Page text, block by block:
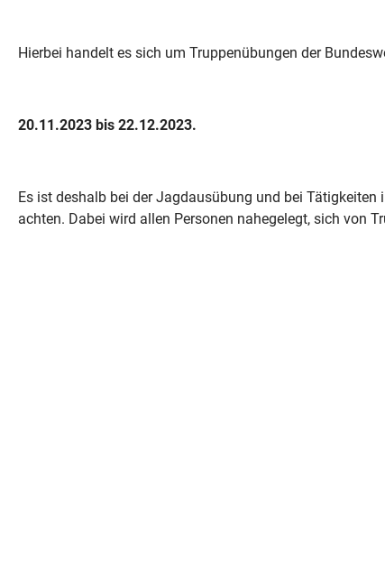
Hierbei handelt es sich um Truppenübungen der
20.11.2023 bis 22.12.2023.
Es ist deshalb bei der Jagdausübung und bei
achten. Dabei wird allen Personen nahegelegt, sich von